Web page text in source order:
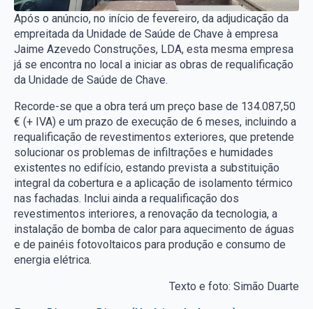
Após o anúncio, no início de fevereiro, da adjudicação da
empreitada da Unidade de Saúde de Chave à empresa
Jaime Azevedo Construções, LDA, esta mesma empresa
já se encontra no local a iniciar as obras de requalificação
da Unidade de Saúde de Chave.
Recorde-se que a obra terá um preço base de 134.087,50
€ (+ IVA) e um prazo de execução de 6 meses, incluindo a
requalificação de revestimentos exteriores, que pretende
solucionar os problemas de infiltrações e humidades
existentes no edifício, estando prevista a substituição
integral da cobertura e a aplicação de isolamento térmico
nas fachadas. Inclui ainda a requalificação dos
revestimentos interiores, a renovação da tecnologia, a
instalação de bomba de calor para aquecimento de águas
e de painéis fotovoltaicos para produção e consumo de
energia elétrica.
Texto e foto: Simão Duarte